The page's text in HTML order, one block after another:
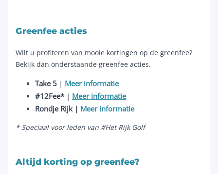
Greenfee acties
Wilt u profiteren van mooie kortingen op de greenfee?
Bekijk dan onderstaande greenfee acties.
Take 5 | Meer informatie
#12Fee* | Meer informatie
Rondje Rijk | Meer informatie
* Speciaal voor leden van #Het Rijk Golf
Altijd korting op greenfee?